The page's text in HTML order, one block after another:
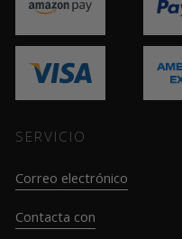
SERVICIO
Correo electrónico
Contacta con